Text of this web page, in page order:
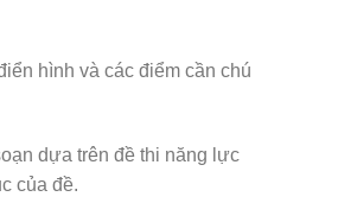
hình và các điểm cần chú
dựa trên đề thi năng lực
của đề.